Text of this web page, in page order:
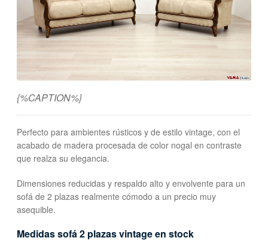
{%CAPTION%}
Perfecto para ambientes rústicos y de estilo vintage, con el
acabado de madera procesada de color nogal en contraste
que realza su elegancia.
Dimensiones reducidas y respaldo alto y envolvente para un
sofá de 2 plazas realmente cómodo a un precio muy
asequible.
Medidas sofá 2 plazas vintage en stock